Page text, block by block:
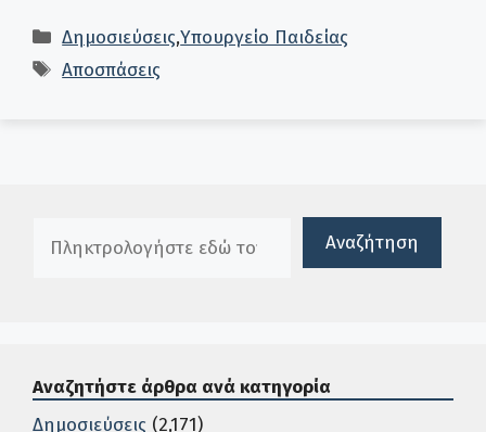
Κατηγορίες
Δημοσιεύσεις,Υπουργείο Παιδείας
Ετικέτες
Αποσπάσεις
Αναζήτηση
Αναζητήστε άρθρα ανά κατηγορία
Δημοσιεύσεις (2,171)